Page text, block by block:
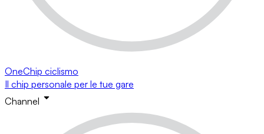
OneChip ciclismo
Il chip personale per le tue gare
Channel